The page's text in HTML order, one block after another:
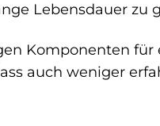
Lebensdauer zu
Komponenten
auch weniger